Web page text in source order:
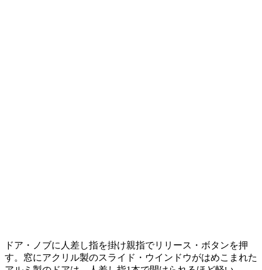
ドア・ノブに人差し指を掛け親指でリリース・ボタンを押
す。窓にアクリル製のスライド・ウインドウがはめこまれた